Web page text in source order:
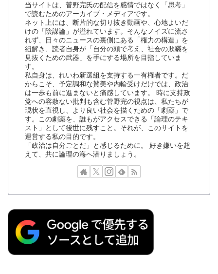
当サイトは、菅野完氏の配信を感情ではなく「思考」
で読むためのアーカイブ・メディアです。
ネット上には、断片的な切り抜き動画や、心地よいだ
けの「陰謀論」が溢れています。そんなノイズに流さ
れず、日々のニュースの裏側にある「権力の構造」を
紐解き、読者自身が「自分の頭で考え、社会の欺瞞を
見抜くための武器」を手にする場所を目指していま
す。
私自身は、れいわ新選組を支持する一有権者です。だ
からこそ、予定調和な賛美や内輪受けだけでは、政治
は一歩も前に進まないと痛感しています。 時に支持政
党への容赦ない批判も含む菅野完の視点は、私たちが
現状を直視し、より良い社会を描くための「劇薬」で
す。この劇薬を、誰もがアクセスできる「論理のテキ
スト」として後世に残すこと。それが、このサイトを
運営する私の目的です。
「政治は自分ごとだ」と感じるために。 好き嫌いを超
えて、共に論理の海へ潜りましょう。